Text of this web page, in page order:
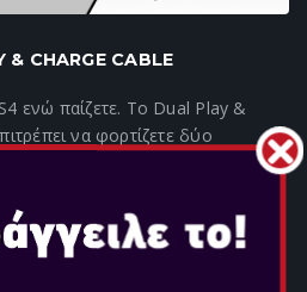
& CHARGE CABLE
ενώ παίζετε. Το Dual Play &
να φορτίζετε δύο
με
τα...